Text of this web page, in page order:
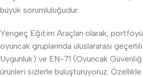
büyük sorumluluğudur.
Yengeç Eğitim Araçları olarak;
oyuncak gruplarında uluslararası
Uygunluk) ve EN-71 (Oyuncak
ürünleri sizlerle buluşturuyoruz. Özellikle